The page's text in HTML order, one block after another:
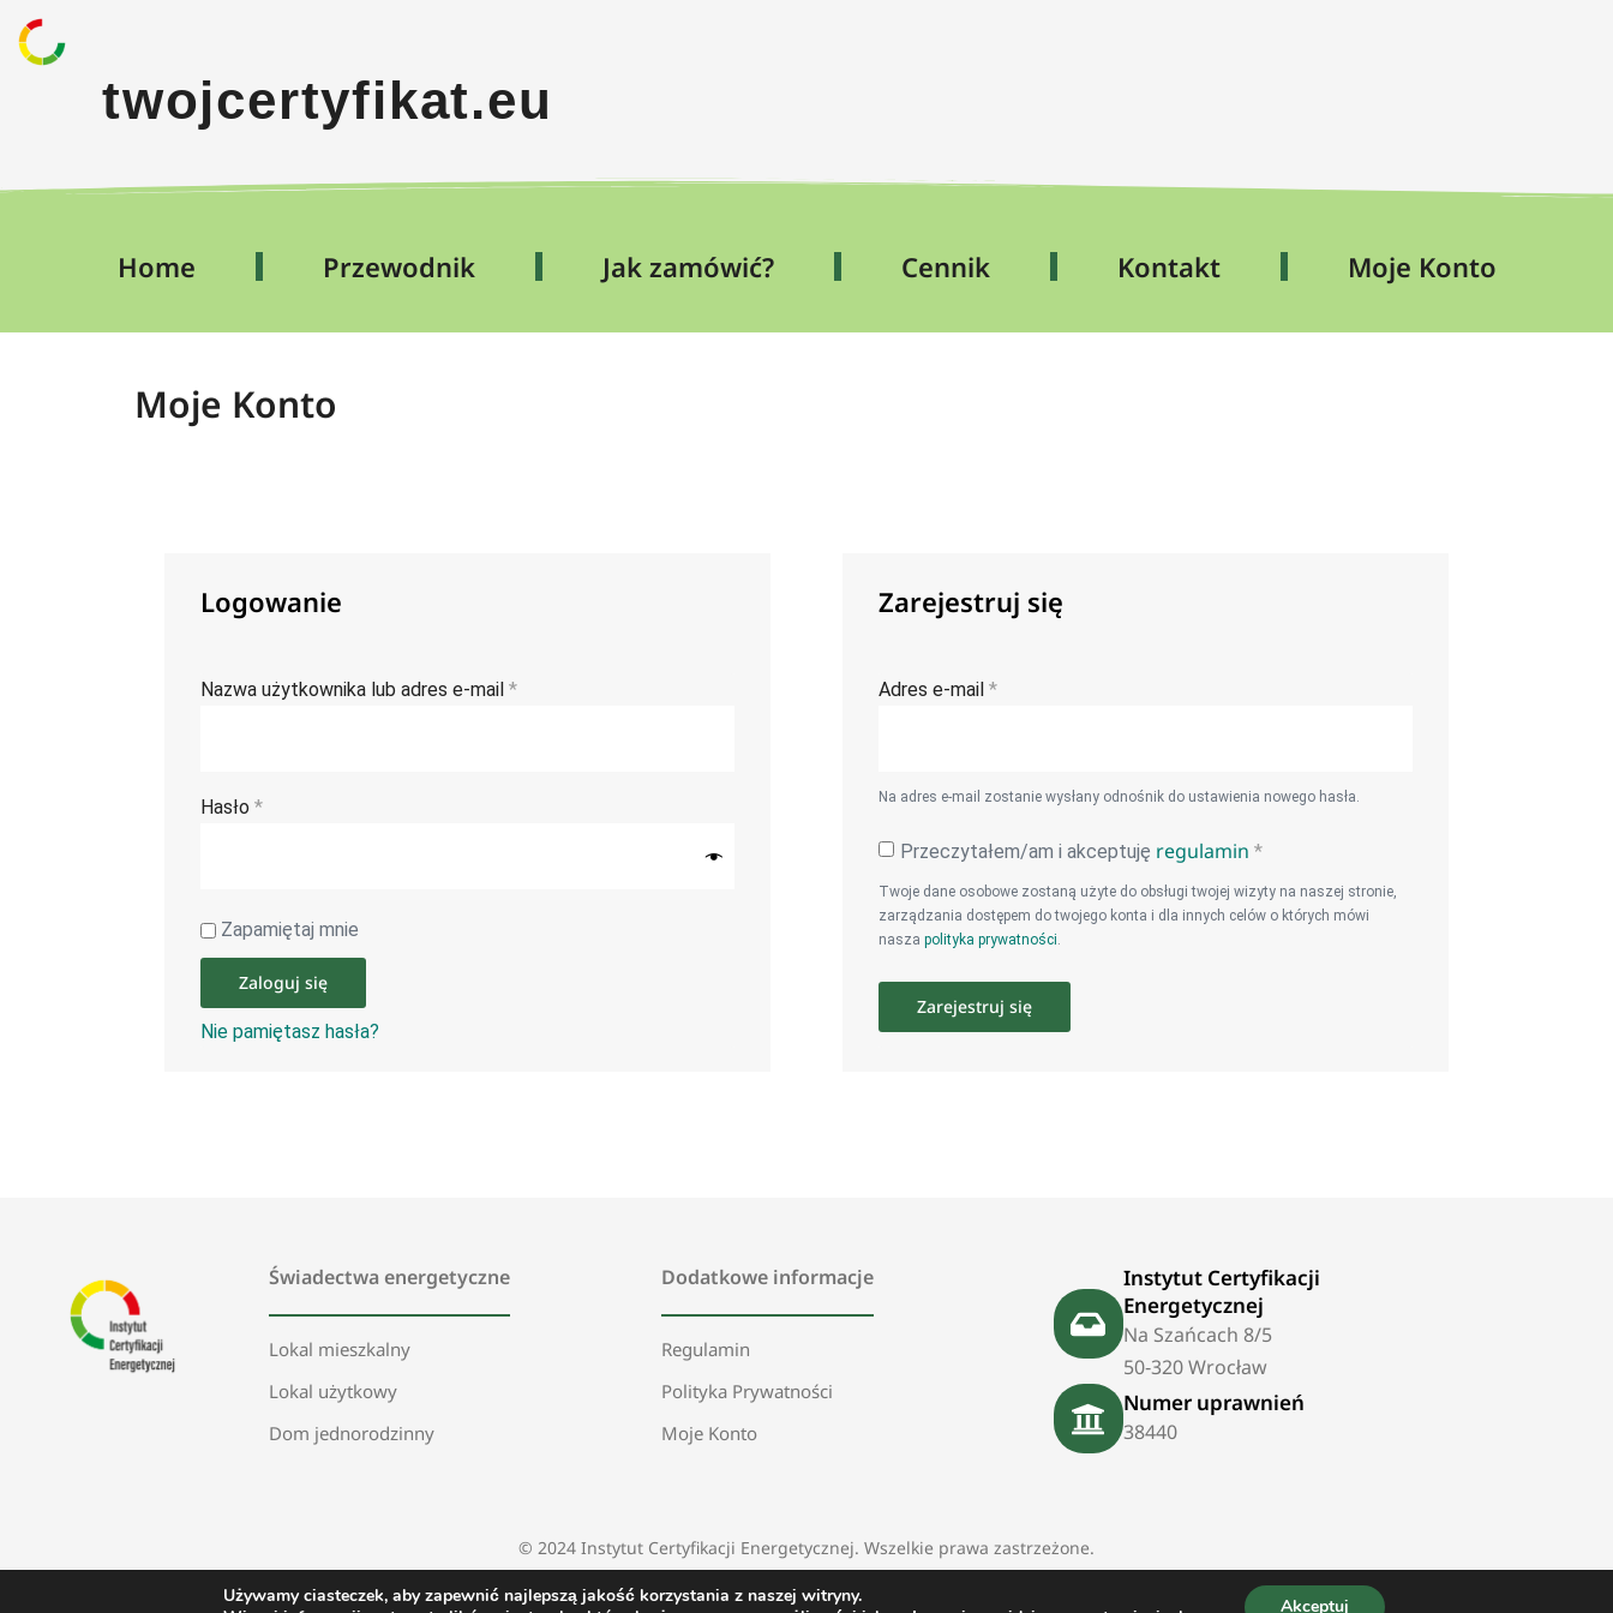
twojcertyfikat.eu
Home Przewodnik Jak zamówić? Cennik Kontakt Moje Konto
Moje Konto
Logowanie
Nazwa użytkownika lub adres e-mail *
Hasło *
Zapamiętaj mnie
Zaloguj się
Nie pamiętasz hasła?
Zarejestruj się
Adres e-mail *
Na adres e-mail zostanie wysłany odnośnik do ustawienia nowego hasła.
Przeczytałem/am i akceptuję regulamin *
Twoje dane osobowe zostaną użyte do obsługi twojej wizyty na naszej stronie,
zarządzania dostępem do twojego konta i dla innych celów o których mówi
nasza polityka prywatności.
Zarejestruj się
Świadectwa energetyczne
Lokal mieszkalny
Lokal użytkowy
Dom jednorodzinny
Dodatkowe informacje
Regulamin
Polityka Prywatności
Moje Konto
Instytut Certyfikacji
Energetycznej
Na Szańcach 8/5
50‑320 Wrocław
Numer uprawnień
38440
© 2024 Instytut Certyfikacji Energetycznej. Wszelkie prawa zastrzeżone.
Projekt i realizacja:Marcin Bober
Pictures byFreepik
Używamy ciasteczek, aby zapewnić najlepszą jakość korzystania z naszej witryny.
Akceptuj